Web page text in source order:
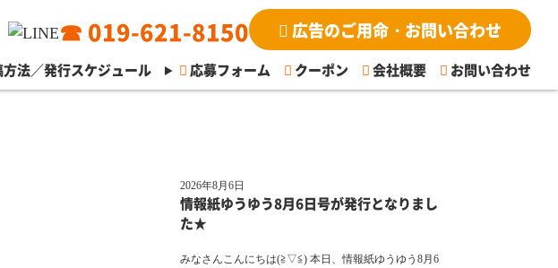
☎ 019-621-8150 広告のご用命・お問い合わせ
法／発行スケジュール 応募フォーム クーポン 会社概要 お問い合わせ
2026年8月6日
情報紙ゆうゆう8月6日号が発行となりまし
た★
みなさんこんにちは(≧▽≦) 本日、情報紙ゆうゆう8月6